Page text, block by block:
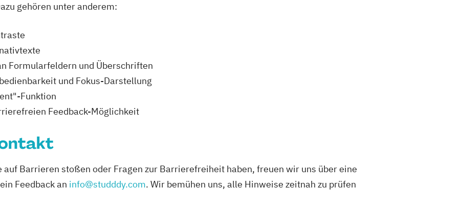
gehören unter anderem:
Formularfeldern und Überschriften
und Fokus-Darstellung
Funktion
Feedback-Möglichkeit
auf Barrieren stoßen oder Fragen zur Barrierefreiheit haben, freuen wir uns über eine
Feedback an info@studddy.com. Wir bemühen uns, alle Hinweise zeitnah zu prüfen